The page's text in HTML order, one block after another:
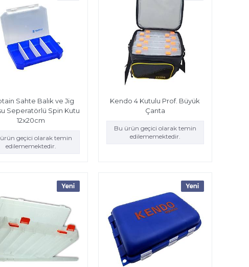
Sahte Balık ve Jig
Seperatörlü Spin Kutu
12x20cm
geçici olarak temin
edilememektedir.
Kendo 4 Kutulu Prof. Büyük
Çanta
Bu ürün geçici olarak temin
edilememektedir.